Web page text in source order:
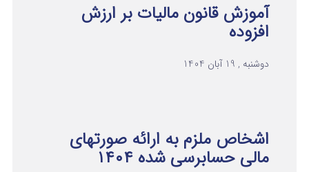
آموزش قانون مالیات بر ارزش
افزوده
دوشنبه , 19 آبان 1404
اشخاص ملزم به ارائه صورتهای
مالی حسابرسی شده ۱۴۰۴